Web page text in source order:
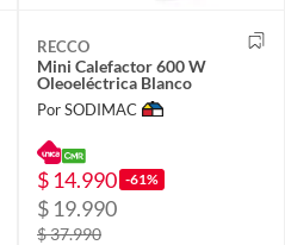
RECCO
Mini Calefactor 600 W
Oleoeléctrica Blanco
Por SODIMAC
$ 14.990 -61%
$ 19.990
$ 37.990